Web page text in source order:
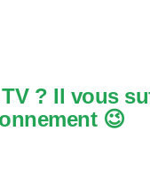
? Il vous
😉